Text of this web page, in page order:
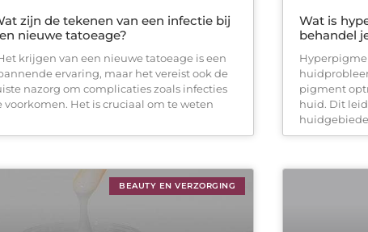
zijn de tekenen van een infectie bij
nieuwe tatoeage?
krijgen van een nieuwe tatoeage is een
ervaring, maar het vereist ook de
nazorg om complicaties zoals infecties
voorkomen. Het is cruciaal om te weten
Wat is
behandel
pigment
huid. Dit
BEAUTY EN VERZORGING